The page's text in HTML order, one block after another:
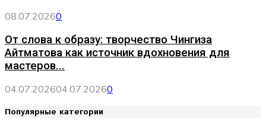
08.07.20260
От слова к образу: творчество Чингиза
Айтматова как источник вдохновения для
мастеров...
04.07.202604.07.20260
Популярные категории